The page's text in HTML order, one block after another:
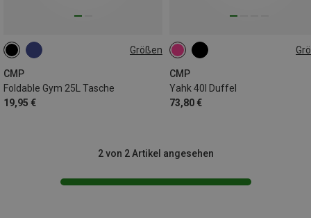
Größen
CMP
Foldable Gym 25L Tasche
19,95 €
25L
CMP
Yahk 40l Duffel
73,80 €
40L
2 von 2 Artikel angesehen